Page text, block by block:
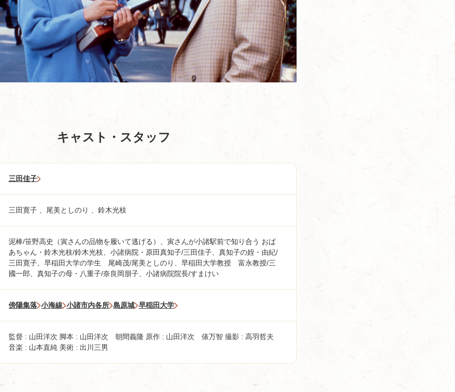
キャスト・スタッフ
三田佳子
三田寛子 、尾美としのり 、鈴木光枝
泥棒/笹野高史（寅さんの品物を履いて逃げる）、寅さんが小諸駅前で知り合う おば
あちゃん・鈴木光枝/鈴木光枝、小諸病院・原田真知子/三田佳子、真知子の姪・由紀/
三田寛子、早稲田大学の学生 尾崎茂/尾美としのり、早稲田大学教授 富永教授/三
國一郎、真知子の母・八重子/奈良岡朋子、小諸病院院長/すまけい
傍陽集落 小海線 小諸市内各所 島原城 早稲田大学
監督 : 山田洋次 脚本 : 山田洋次 朝間義隆 原作 : 山田洋次 俵万智 撮影 : 高羽哲夫
音楽 : 山本直純 美術 : 出川三男